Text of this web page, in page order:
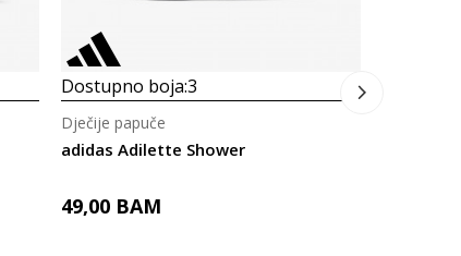
Dostupno boja:3
adidas Adilette Shower
Dječije papuče
49,00 BAM